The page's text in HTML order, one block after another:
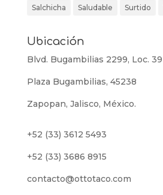
Salchicha Saludable Surtido
Ubicación
Blvd. Bugambilias 2299, Loc. 39
Plaza Bugambilias, 45238
Zapopan, Jalisco, México.
+52 (33) 3612 5493
+52 (33) 3686 8915
contacto@ottotaco.com